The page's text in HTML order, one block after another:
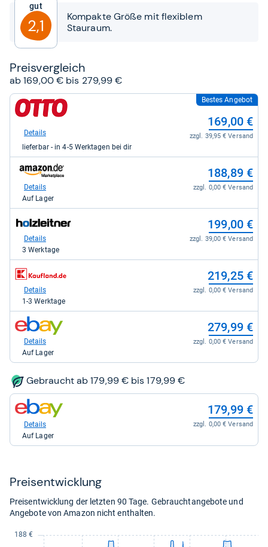
SternenGut
2,1
Kompakte Größe mit flexiblem
Stauraum.
Preis­ver­gleich
ab 169,00 € bis 279,99 €
zum
Shop:
Otto.de
169,00
kaufen.
Bestes Angebot
169,00 €
zzgl. 39,95 € Versand
Details
lieferbar - in 4-5 Werktagen bei dir
zum
Shop:
Amazon.de
kaufen.
188,89 €
zzgl. 0,00 € Versand
Details
Auf Lager
zum
Shop:
holzleitner.de
kaufen.
199,00 €
zzgl. 39,00 € Versand
Details
3 Werktage
zum
Shop:
Kaufland
219,25
kaufen.
219,25 €
zzgl. 0,00 € Versand
Details
1-3 Werktage
zum
Shop:
eBay
kaufen.
279,99 €
zzgl. 0,00 € Versand
Details
Auf Lager
Gebraucht ab 179,99 € bis 179,99 €
zum
Shop:
eBay
179,99 €
zzgl. 0,00 € Versand
Details
Auf Lager
Preis­ent­wick­lung
Preisentwicklung der letzten 90 Tage. Gebrauchtangebote und
Angebote von Amazon nicht enthalten.